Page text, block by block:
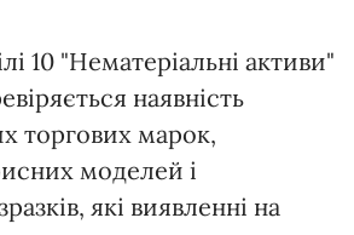
10 "Нематеріальні активи"
наявність
торгових марок,
моделей і
які виявленні на